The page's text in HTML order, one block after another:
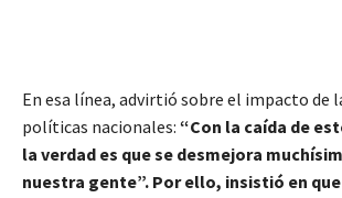
En esa línea, advirtió sobre el impacto de
políticas nacionales: “Con la caída de
la verdad es que se desmejora
nuestra gente”. Por ello, insistió en que